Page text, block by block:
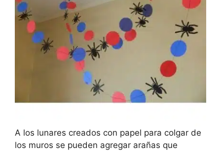
A los lunares creados con papel para colgar de
los muros se pueden agregar arañas que